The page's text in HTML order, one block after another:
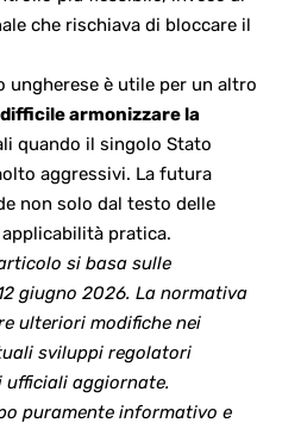
che rischiava di bloccare il
ungherese è utile per un altro
armonizzare la
quando il singolo Stato
aggressivi. La futura
non solo dal testo delle
pratica.
si basa sulle
giugno 2026. La normativa
ulteriori modifiche nei
sviluppi regolatori
aggiornate.
puramente informativo e